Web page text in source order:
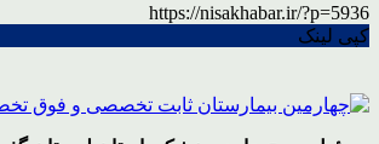
https://nisakhabar.ir/?p=5936
کپی لینک